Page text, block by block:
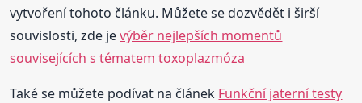
vytvoření tohoto článku. Můžete se dozvědět i širší
souvislosti, zde jevýběr nejlepších momentů
souvisejících s tématem toxoplazmóza
Také se můžete podívat na článek Funkční jaterní testy